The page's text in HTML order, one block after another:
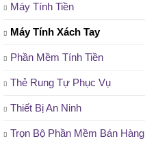
Máy Tính Tiền
Máy Tính Xách Tay
Phần Mềm Tính Tiền
Thẻ Rung Tự Phục Vụ
Thiết Bị An Ninh
Trọn Bộ Phần Mềm Bán Hàng